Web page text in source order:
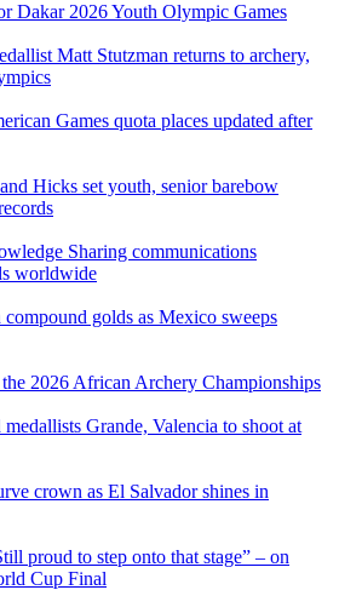
Dakar 2026 Youth Olympic Games
Matt Stutzman returns to archery,
Games quota places updated after
Hicks set youth, senior barebow
Sharing communications
worldwide
golds as Mexico sweeps
the 2026 African Archery Championships
Grande, Valencia to shoot at
crown as El Salvador shines in
proud to step onto that stage” – on
Cup Final